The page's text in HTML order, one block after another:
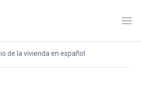
de la vivienda en español